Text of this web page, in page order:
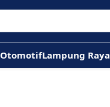
OtomotifLampung Raya